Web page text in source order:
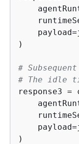
)
#
# The idle
response3 =
)